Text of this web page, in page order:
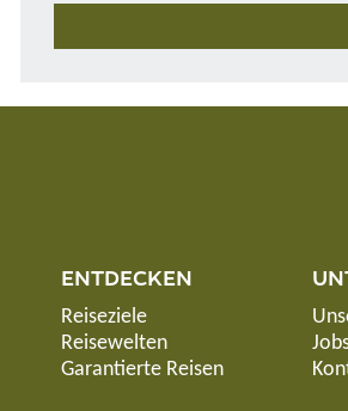
ENTDECKEN
Reiseziele
Reisewelten
Garantierte Reisen